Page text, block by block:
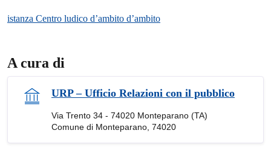
istanza Centro ludico d’ambito d’ambito
A cura di
URP – Ufficio Relazioni con il pubblico
Via Trento 34 - 74020 Monteparano (TA)
Comune di Monteparano, 74020